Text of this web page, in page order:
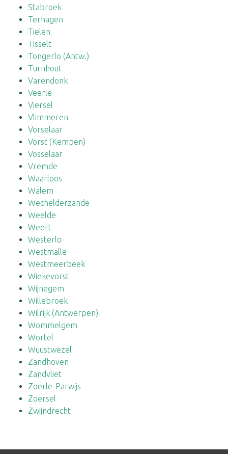
Stabroek
Terhagen
Tielen
Tisselt
Tongerlo (Antw.)
Turnhout
Varendonk
Veerle
Viersel
Vlimmeren
Vorselaar
Vorst (Kempen)
Vosselaar
Vremde
Waarloos
Walem
Wechelderzande
Weelde
Weert
Westerlo
Westmalle
Westmeerbeek
Wiekevorst
Wijnegem
Willebroek
Wilrijk (Antwerpen)
Wommelgem
Wortel
Wuustwezel
Zandhoven
Zandvliet
Zoerle-Parwijs
Zoersel
Zwijndrecht